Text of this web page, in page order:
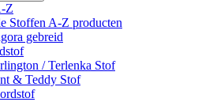
Z
Stoffen A-Z producten
gebreid
/ Terlenka Stof
& Teddy Stof